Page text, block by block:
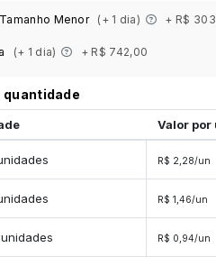
Menor (+ 1 dia) + R$
(+ 1 dia) + R$ 742,00
quantidade
Valor por
25 unidades R$ 2,28/un
50 unidades R$ 1,46/un
100 unidades R$ 0,94/un